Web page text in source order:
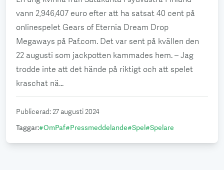
vann 2,946,407 euro efter att ha satsat 40 cent på
onlinespelet Gears of Eternia Dream Drop
Megaways på Paf.com. Det var sent på kvällen den
22 augusti som jackpotten kammades hem. – Jag
trodde inte att det hände på riktigt och att spelet
kraschat nä...
Publicerad:27 augusti 2024
Taggar:#OmPaf#Pressmeddelande#Spel#Spelare